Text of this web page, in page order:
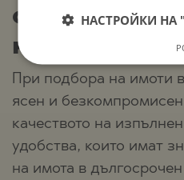
съвременни
на
При подбора на имоти
ясен и
качеството на
удобства, които имат
на имота в
НАСТРОЙКИ НА